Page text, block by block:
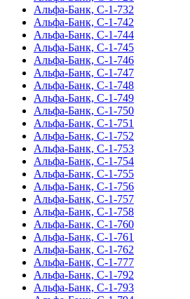
Альфа-Банк, С-1-732
Альфа-Банк, С-1-742
Альфа-Банк, С-1-744
Альфа-Банк, С-1-745
Альфа-Банк, С-1-746
Альфа-Банк, С-1-747
Альфа-Банк, С-1-748
Альфа-Банк, С-1-749
Альфа-Банк, С-1-750
Альфа-Банк, С-1-751
Альфа-Банк, С-1-752
Альфа-Банк, С-1-753
Альфа-Банк, С-1-754
Альфа-Банк, С-1-755
Альфа-Банк, С-1-756
Альфа-Банк, С-1-757
Альфа-Банк, С-1-758
Альфа-Банк, С-1-760
Альфа-Банк, С-1-761
Альфа-Банк, С-1-762
Альфа-Банк, С-1-777
Альфа-Банк, С-1-792
Альфа-Банк, С-1-793